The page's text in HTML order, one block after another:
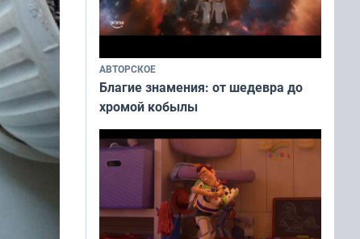
АВТОРСКОЕ
Благие знамения: от шедевра до
хромой кобылы